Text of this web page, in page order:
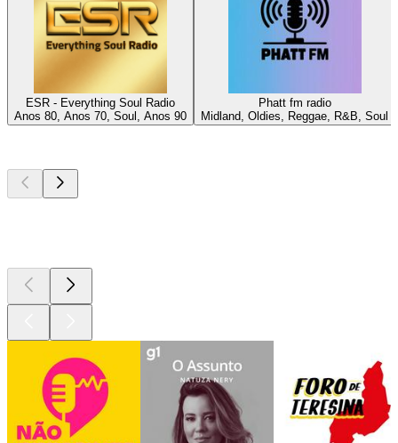
ESR - Everything Soul Radio
Anos 80, Anos 70, Soul, Anos 90
Phatt fm radio
Midland, Oldies, Reggae, R&B, Soul